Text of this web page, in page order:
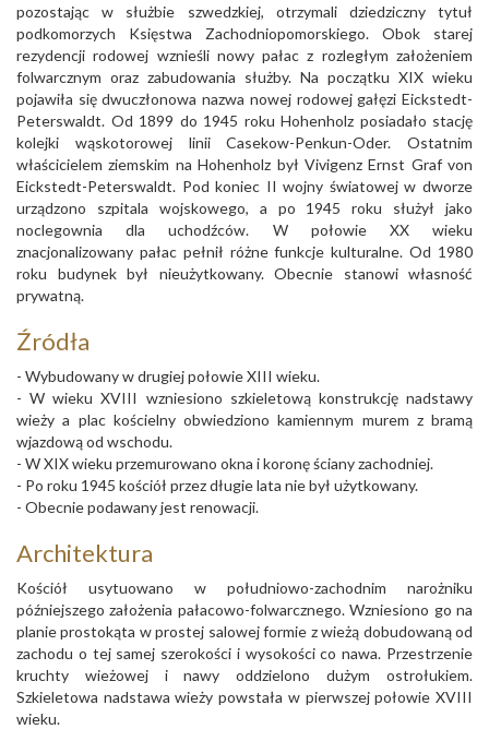
pozostając w służbie szwedzkiej, otrzymali dziedziczny tytuł
podkomorzych Księstwa Zachodniopomorskiego. Obok starej
rezydencji rodowej wznieśli nowy pałac z rozległym założeniem
folwarcznym oraz zabudowania służby. Na początku XIX wieku
pojawiła się dwuczłonowa nazwa nowej rodowej gałęzi Eickstedt-
Peterswaldt. Od 1899 do 1945 roku Hohenholz posiadało stację
kolejki wąskotorowej linii Casekow-Penkun-Oder. Ostatnim
właścicielem ziemskim na Hohenholz był Vivigenz Ernst Graf von
Eickstedt-Peterswaldt. Pod koniec II wojny światowej w dworze
urządzono szpitala wojskowego, a po 1945 roku służył jako
noclegownia dla uchodźców. W połowie XX wieku
znacjonalizowany pałac pełnił różne funkcje kulturalne. Od 1980
roku budynek był nieużytkowany. Obecnie stanowi własność
prywatną.
Źródła
- Wybudowany w drugiej połowie XIII wieku.
- W wieku XVIII wzniesiono szkieletową konstrukcję nadstawy
wieży a plac kościelny obwiedziono kamiennym murem z bramą
wjazdową od wschodu.
- W XIX wieku przemurowano okna i koronę ściany zachodniej.
- Po roku 1945 kościół przez długie lata nie był użytkowany.
- Obecnie podawany jest renowacji.
Architektura
Kościół usytuowano w południowo-zachodnim narożniku
późniejszego założenia pałacowo-folwarcznego. Wzniesiono go na
planie prostokąta w prostej salowej formie z wieżą dobudowaną od
zachodu o tej samej szerokości i wysokości co nawa. Przestrzenie
kruchty wieżowej i nawy oddzielono dużym ostrołukiem.
Szkieletowa nadstawa wieży powstała w pierwszej połowie XVIII
wieku.